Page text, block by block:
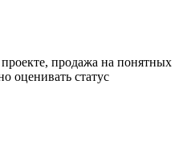
продажа на понятных
оценивать статус